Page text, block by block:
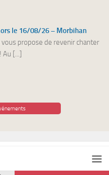
le 16/08/26 – Morbihan
propose de revenir chanter
Au [...]